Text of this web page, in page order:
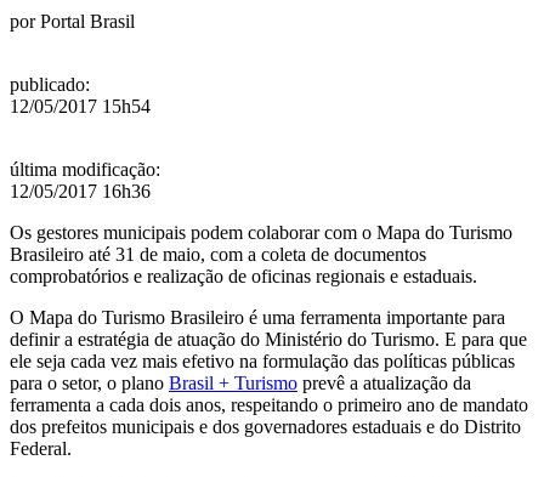
porPortal Brasil
publicado:
12/05/2017 15h54
última modificação:
12/05/2017 16h36
Os gestores municipais podem colaborar com o Mapa do Turismo
Brasileiro até 31 de maio, com a coleta de documentos
comprobatórios e realização de oficinas regionais e estaduais.
O Mapa do Turismo Brasileiro é uma ferramenta importante para
definir a estratégia de atuação do Ministério do Turismo. E para que
ele seja cada vez mais efetivo na formulação das políticas públicas
para o setor, o plano Brasil + Turismo prevê a atualização da
ferramenta a cada dois anos, respeitando o primeiro ano de mandato
dos prefeitos municipais e dos governadores estaduais e do Distrito
Federal.